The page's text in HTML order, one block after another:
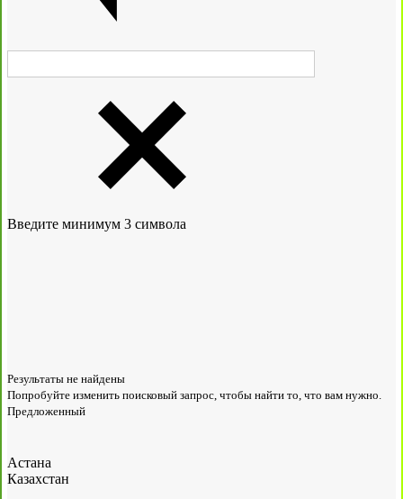
Введите минимум 3 символа
Результаты не найдены
Попробуйте изменить поисковый запрос, чтобы найти то, что вам нужно.
Предложенный
Астана
Казахстан